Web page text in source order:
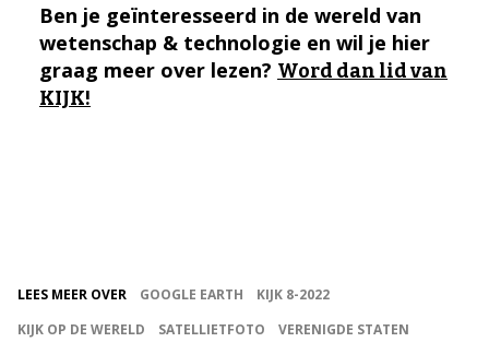
Ben je geïnteresseerd in de wereld van
wetenschap & technologie en wil je hier
graag meer over lezen? Word dan lid van
KIJK!
LEES MEER OVER GOOGLE EARTH
KIJK 8-2022
KIJK OP DE WERELD
SATELLIETFOTO VERENIGDE STATEN